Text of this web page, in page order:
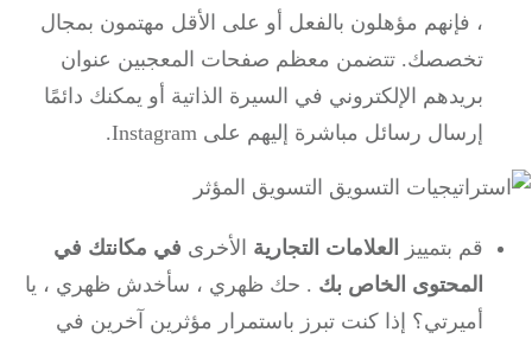
، فإنهم مؤهلون بالفعل أو على الأقل مهتمون بمجال
تخصصك.تتضمن معظم صفحات المعجبين عنوان
بريدهم الإلكتروني في السيرة الذاتية أو يمكنك دائمًا
إرسال رسائل مباشرة إليهم على Instagram.
قم بتمييزالعلامات التجارية الأخرىفي مكانتك في
المحتوى الخاص بك .حك ظهري ، سأخدش ظهري ، يا
أميرتي؟إذا كنت تبرز باستمرار مؤثرين آخرين في